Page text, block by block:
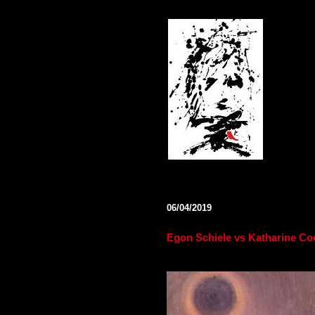
06/04/2019
Egon Schiele vs Katharine